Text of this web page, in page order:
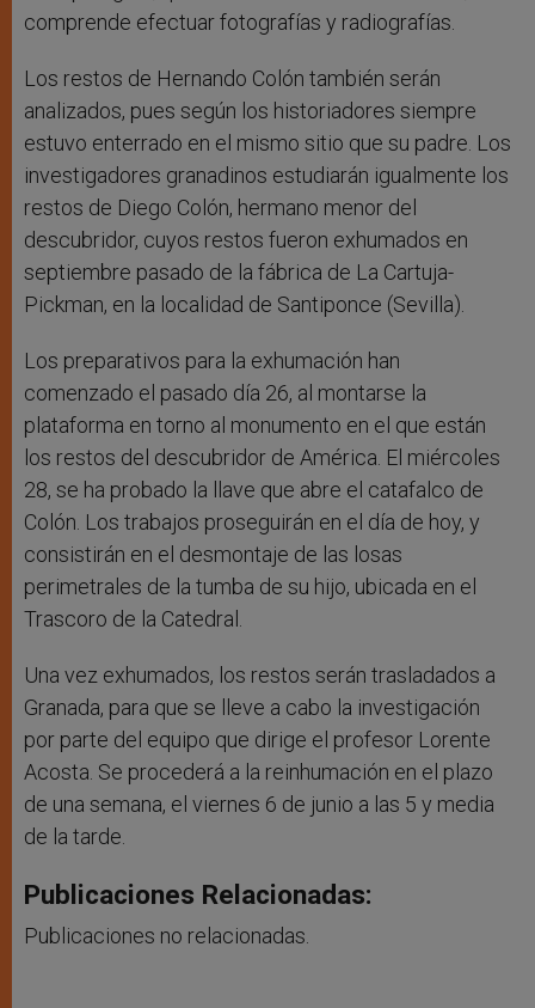
comprende efectuar fotografías y radiografías.
Los restos de Hernando Colón también serán
analizados, pues según los historiadores siempre
estuvo enterrado en el mismo sitio que su padre. Los
investigadores granadinos estudiarán igualmente los
restos de Diego Colón, hermano menor del
descubridor, cuyos restos fueron exhumados en
septiembre pasado de la fábrica de La Cartuja-
Pickman, en la localidad de Santiponce (Sevilla).
Los preparativos para la exhumación han
comenzado el pasado día 26, al montarse la
plataforma en torno al monumento en el que están
los restos del descubridor de América. El miércoles
28, se ha probado la llave que abre el catafalco de
Colón. Los trabajos proseguirán en el día de hoy, y
consistirán en el desmontaje de las losas
perimetrales de la tumba de su hijo, ubicada en el
Trascoro de la Catedral.
Una vez exhumados, los restos serán trasladados a
Granada, para que se lleve a cabo la investigación
por parte del equipo que dirige el profesor Lorente
Acosta. Se procederá a la reinhumación en el plazo
de una semana, el viernes 6 de junio a las 5 y media
de la tarde.
Publicaciones Relacionadas:
Publicaciones no relacionadas.